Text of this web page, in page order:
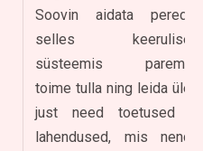
Soovin aidata peredel
selles keerulises
süsteemis paremini
toime tulla ning leida üles
just need toetused ja
lahendused, mis nende